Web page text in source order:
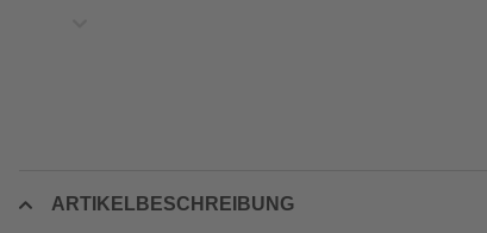
ARTIKELBESCHREIBUNG